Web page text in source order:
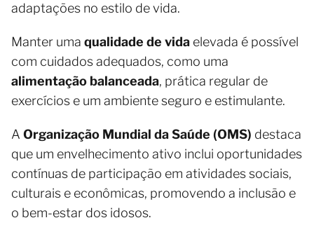
adaptações no estilo de vida.
Manter uma qualidade de vida elevada é possível
com cuidados adequados, como uma
alimentação balanceada, prática regular de
exercícios e um ambiente seguro e estimulante.
A Organização Mundial da Saúde (OMS) destaca
que um envelhecimento ativo inclui oportunidades
contínuas de participação em atividades sociais,
culturais e econômicas, promovendo a inclusão e
o bem-estar dos idosos.